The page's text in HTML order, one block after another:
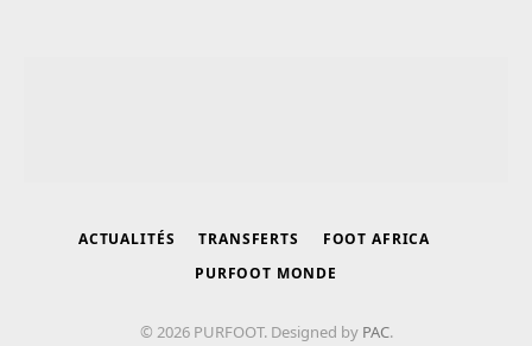
ACTUALITÉS TRANSFERTS
FOOT AFRICA
PURFOOT MONDE
© 2026 PURFOOT. Designed by PAC.